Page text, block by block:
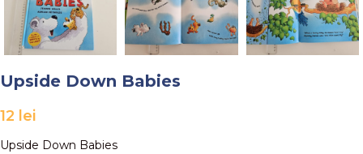
Upside Down Babies
12 lei
Upside Down Babies